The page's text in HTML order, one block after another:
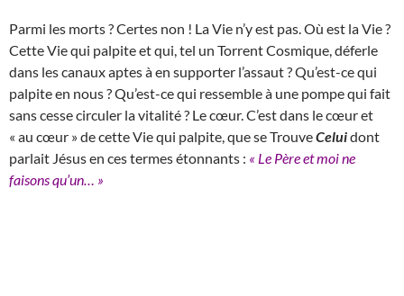
Parmi les morts ? Certes non ! La Vie n’y est pas. Où est la Vie ?
Cette Vie qui palpite et qui, tel un Torrent Cosmique, déferle
dans les canaux aptes à en supporter l’assaut ? Qu’est-ce qui
palpite en nous ? Qu’est-ce qui ressemble à une pompe qui fait
sans cesse circuler la vitalité ? Le cœur. C’est dans le cœur et
« au cœur » de cette Vie qui palpite, que se TrouveCeluidont
parlait Jésus en ces termes étonnants : « Le Père et moi ne
faisons qu’un… »